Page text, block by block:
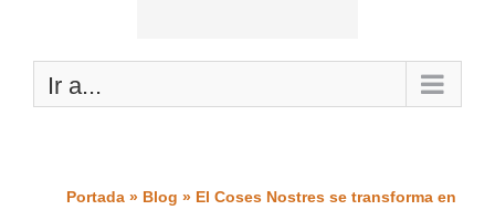
Ir a...
Portada» Blog » El Coses Nostres se transforma en